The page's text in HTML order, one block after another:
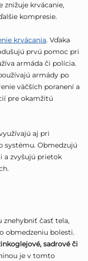
znižuje krvácanie,
kompresie.
krvácania. Vďaka
prvú pomoc pri
armáda či polícia.
armády po
väčších poranení a
pre okamžitú
aj pri
systému. Obmedzujú
a zvyšujú prietok
znehybniť časť tela,
obmedzeniu bolesti.
sadrové či
je v tomto